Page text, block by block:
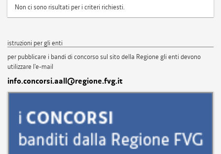
Non ci sono risultati per i criteri richiesti.
istruzioni per gli enti
per pubblicare i bandi di concorso sul sito della Regione gli enti devono
utilizzare l'e-mail
info.concorsi.aall@regione.fvg.it